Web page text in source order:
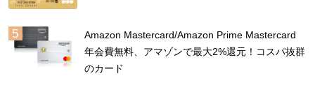
Amazon Mastercard/Amazon Prime Mastercard
年会費無料、アマゾンで最大2%還元！コスパ抜群
のカード